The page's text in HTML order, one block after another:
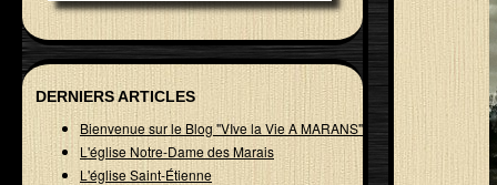
DERNIERS ARTICLES
Bienvenue sur le Blog "VIve la Vie A MARANS"
L'église Notre-Dame des Marais
L'église Saint-Étienne